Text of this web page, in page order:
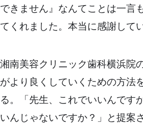
できません』なんてことは一言
てくれました。本当に感謝して
湘南美容クリニック歯科横浜院
がより良くしていくための方法
る。「先生、これでいいんです
いんじゃないですか？」と提案